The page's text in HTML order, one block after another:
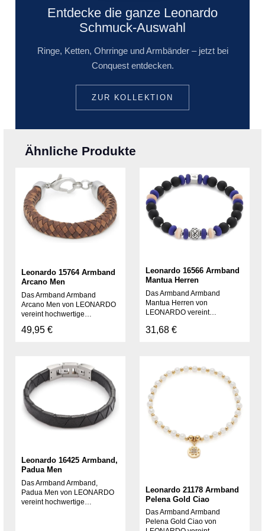
Entdecke die ganze Leonardo
Schmuck-Auswahl
Ringe, Ketten, Ohrringe und Armbänder – jetzt bei
Conquest entdecken.
ZUR KOLLEKTION
Ähnliche Produkte
Leonardo 15764 Armband
Arcano Men
Das Armband Armband
Arcano Men von LEONARDO
vereint hochwertige
zeitlosem Design. Dieses
Anlass und macht ein
wunderschönes
Geschenk.Artikelnummer:
015764 | Marke: LEONARDO
Regulärer Preis:
49,95 €
Leonardo 16566 Armband
Mantua Herren
Das Armband Armband
Mantua Herren von
LEONARDO vereint
Edelstahlverarbeitung mit
Anlass und macht ein
wunderschönes
Geschenk.Artikelnummer:
016566 | Marke: LEONARDO
Regulärer Preis:
31,68 €
Leonardo 16425 Armband,
Padua Men
Das Armband Armband,
Padua Men von LEONARDO
vereint hochwertige
Leonardo 21178 Armband
Pelena Gold Ciao
Das Armband Armband
Pelena Gold Ciao von